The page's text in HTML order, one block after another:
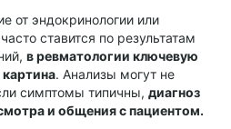
от эндокринологии или
ставится по результатам
в ревматологии ключевую
картина. Анализы могут не
симптомы типичны, диагноз
и общения с пациентом.